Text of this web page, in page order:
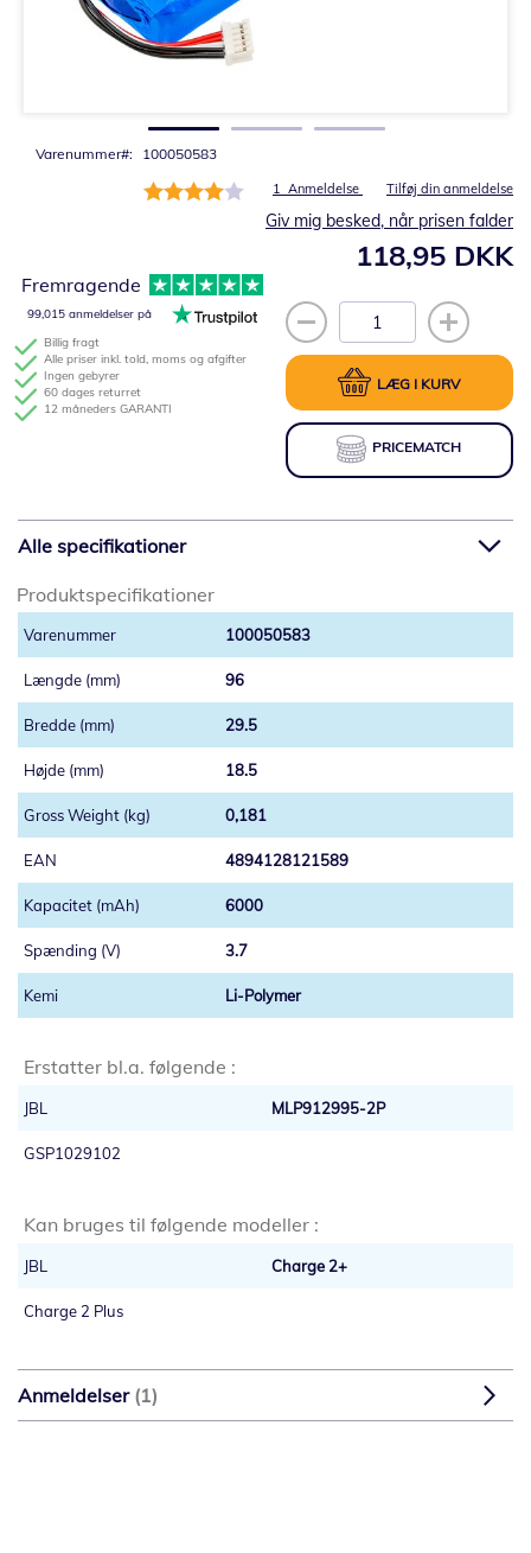
Varenummer 100050583
Bedømmelse:
1 Anmeldelse Tilføj din anmeldelse
118,95 DKK
Giv mig besked, når prisen falder
LÆG I KURV
PRICEMATCH
Billig fragt
Alle priser inkl. told, moms og afgifter
Ingen gebyrer
60 dages returret
12 måneders GARANTI
Fremragende
99,015 anmeldelser på
Alle specifikationer
Produktspecifikationer
100050583
96
29.5
18.5
0,181
4894128121589
6000
3.7
Li-Polymer
Erstatter bl.a. følgende :
JBL MLP912995-2P
GSP1029102
Kan bruges til følgende modeller :
JBL Charge 2+
Charge 2 Plus
Anmeldelser 1